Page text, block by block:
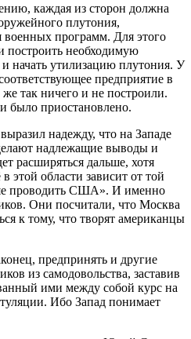
каждая из сторон должна
плутония,
программ. Для этого
необходимую
начать утилизацию плутония. У
предприятие в
так ничего и не построили.
было приостановлено.
надежду, что на Западе
надлежащие выводы и
расширяться дальше, хотя
этой области зависит от той
проводить США». И именно
Они посчитали, что Москва
к тому, что творят американцы
предпринять и другие
из самодовольства, заставив
ими между собой курс на
Ибо Запад понимает